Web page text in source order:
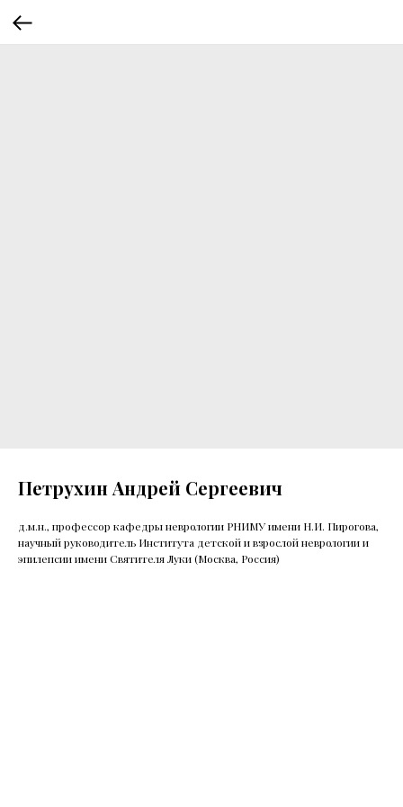
Петрухин Андрей Сергеевич
д.м.н., профессор кафедры неврологии РНИМУ имени Н.И. Пирогова,
научный руководитель Института детской и взрослой неврологии и
эпилепсии имени Святителя Луки (Москва, Россия)